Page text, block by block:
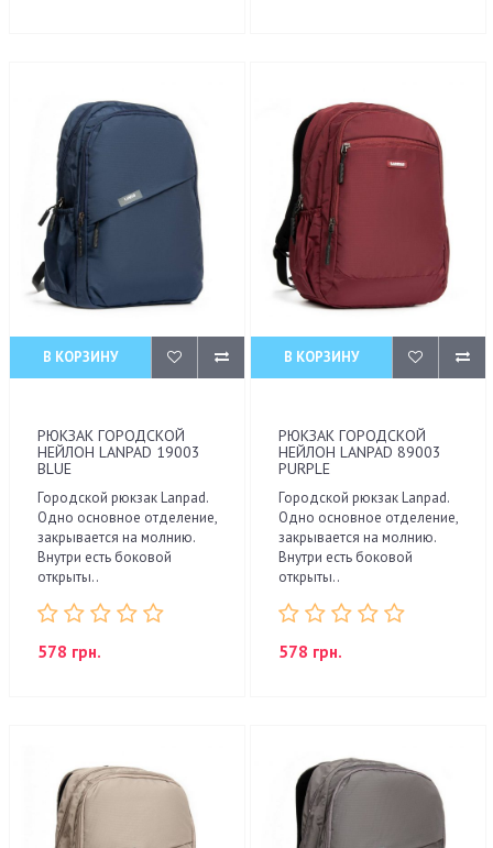
В КОРЗИНУ
РЮКЗАК ГОРОДСКОЙ
НЕЙЛОН LANPAD 19003
BLUE
Городской рюкзак Lanpad.
Одно основное отделение,
закрывается на молнию.
Внутри есть боковой
открыты..
578 грн.
В КОРЗИНУ
РЮКЗАК ГОРОДСКОЙ
НЕЙЛОН LANPAD 89003
PURPLE
Городской рюкзак Lanpad.
Одно основное отделение,
закрывается на молнию.
Внутри есть боковой
открыты..
578 грн.